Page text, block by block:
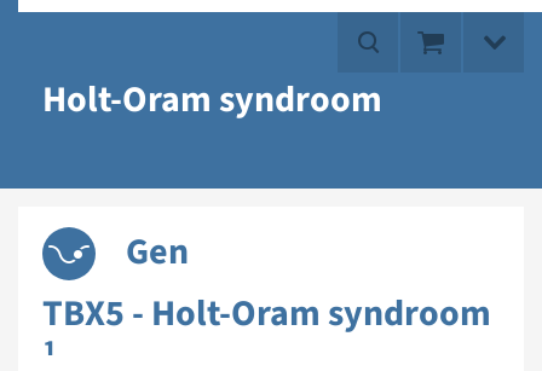
Holt-Oram syndroom
Gen
TBX5 - Holt-Oram syndroom
¹